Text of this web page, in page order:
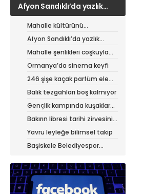
Afyon Sandıklı’da yazlık
patates hasadı
Mahalle kültürünü
canlandıran şenlik
Afyon Sandıklı’da yazlık
patates hasadı
Mahalle şenlikleri coşkuyla
sürüyor
Ormanya’da sinema keyfi
246 şişe kaçak parfüm ele
geçirildi
Balık tezgahları boş kalmıyor
Gençlik kampında kuşaklar
buluştu
Bakırın libresi tarihi zirvesini
test ediyor
Yavru leyleğe bilimsel takip
Başiskele Belediyespor